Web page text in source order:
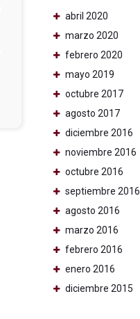
abril 2020
marzo 2020
febrero 2020
mayo 2019
octubre 2017
agosto 2017
diciembre 2016
noviembre 2016
octubre 2016
septiembre 2016
agosto 2016
marzo 2016
febrero 2016
enero 2016
diciembre 2015